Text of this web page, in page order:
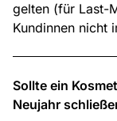
gelten (für Last-
Kundinnen nicht
Sollte ein
Neujahr